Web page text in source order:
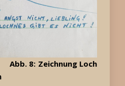
Loch